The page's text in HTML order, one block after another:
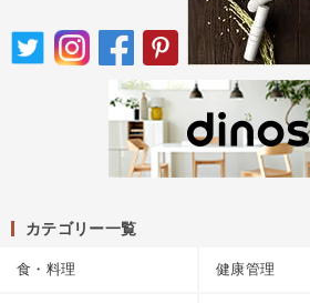
カテゴリー一覧
食・料理 健康管理